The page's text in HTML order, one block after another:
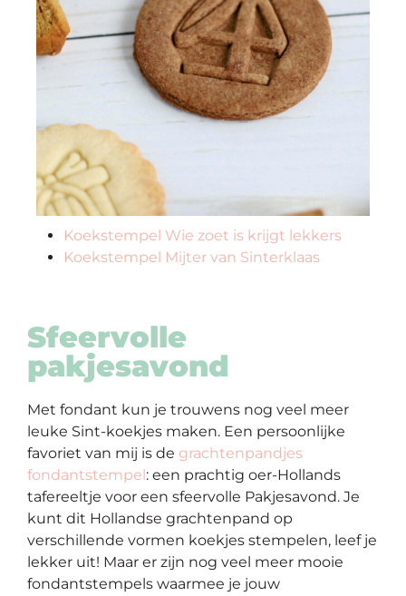
Koekstempel Wie zoet is krijgt lekkers
Koekstempel Mijter van Sinterklaas
Sfeervolle
pakjesavond
Met fondant kun je trouwens nog veel meer
leuke Sint-koekjes maken. Een persoonlijke
favoriet van mij is de grachtenpandjes
fondantstempel: een prachtig oer-Hollands
tafereeltje voor een sfeervolle Pakjesavond. Je
kunt dit Hollandse grachtenpand op
verschillende vormen koekjes stempelen, leef je
lekker uit! Maar er zijn nog veel meer mooie
fondantstempels waarmee je jouw